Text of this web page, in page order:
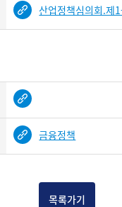
산업정책심의회.제
금융정책
목록가기